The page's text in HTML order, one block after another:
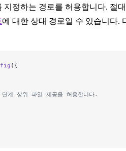
지정하는 경로를 허용합니다. 절대
에 대한 상대 경로일 수 있습니다.
({
계 상위 파일 제공을 허용합니다.